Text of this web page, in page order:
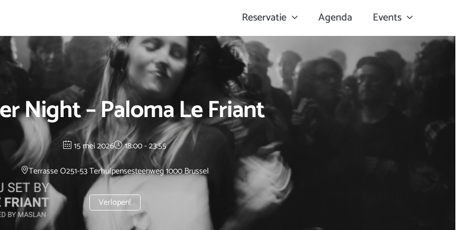
Reservatie Agenda Events
Night – Paloma Le Friant
15 mei 2026
Verlopen!
18:00 - 23:55
Terrasse O251-53 Terhulpensesteenweg 1000 Brussel